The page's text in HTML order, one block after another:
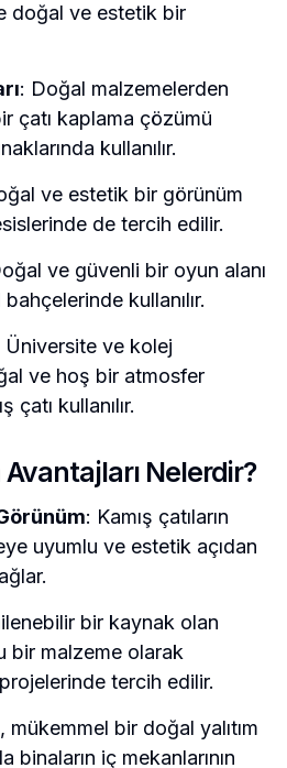
doğal ve estetik bir
: Doğal malzemelerden
çatı kaplama çözümü
kullanılır.
ve estetik bir görünüm
de tercih edilir.
ve güvenli bir oyun alanı
kullanılır.
Üniversite ve kolej
ve hoş bir atmosfer
çatı kullanılır.
Avantajları Nelerdir?
: Kamış çatıların
uyumlu ve estetik açıdan
bir kaynak olan
bir malzeme olarak
tercih edilir.
mükemmel bir doğal yalıtım
binaların iç mekanlarının